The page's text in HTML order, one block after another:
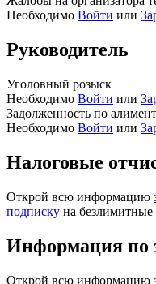
Необходимо Войти или
Руководитель
Уголовный розыск
Необходимо Войти или
Задолженность по
Необходимо Войти или
Налоговые
Открой всю информацию
подписку на безлимитные
Информация по
Открой всю информацию